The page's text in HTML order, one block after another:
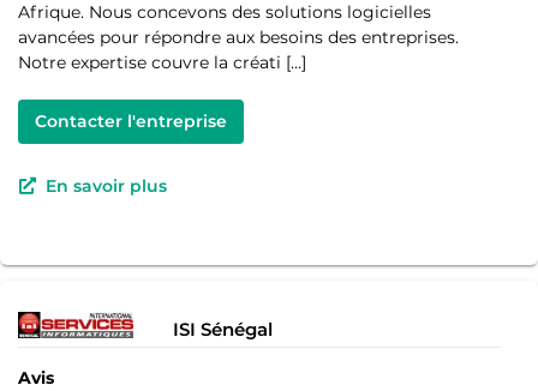
Afrique. Nous concevons des solutions logicielles
avancées pour répondre aux besoins des entreprises.
Notre expertise couvre la créati […]
Contacter l'entreprise
En savoir plus
ISI Sénégal
Avis